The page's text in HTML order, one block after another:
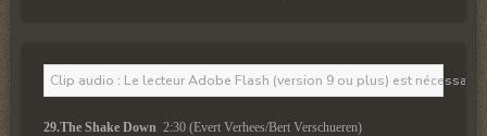
Clip audio : Le lecteur Adobe Flash (version 9 ou plus) est
29.The Shake Down 2:30 (Evert Verhees/Bert Verschueren)